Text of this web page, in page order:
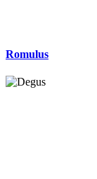
Romulus